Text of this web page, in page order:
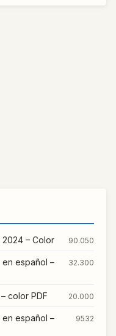
– Color 90.050
español –
32.300
color PDF 20.000
español –
9532